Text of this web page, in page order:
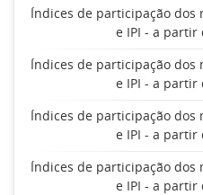
Índices de participação dos
e IPI - a partir
Índices de participação dos
e IPI - a partir
Índices de participação dos
e IPI - a partir
Índices de participação dos
e IPI - a partir